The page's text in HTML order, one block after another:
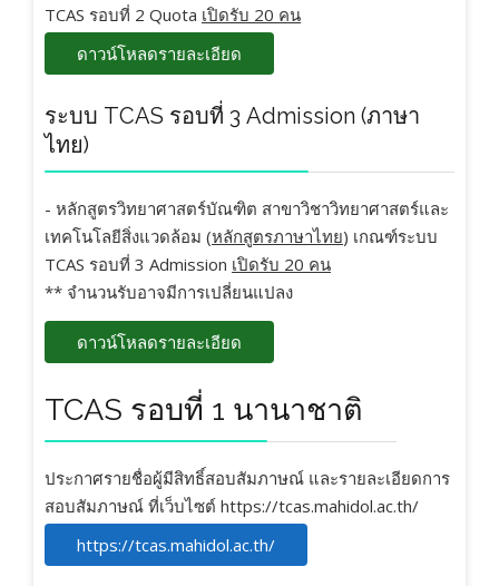
TCAS รอบที่ 2 Quota เปิดรับ 20 คน
ดาวน์โหลดรายละเอียด
ระบบ TCAS รอบที่ 3 Admission (ภาษา
ไทย)
- หลักสูตรวิทยาศาสตร์บัณฑิต สาขาวิชาวิทยาศาสตร์และ
เทคโนโลยีสิ่งแวดล้อม (หลักสูตรภาษาไทย) เกณฑ์ระบบ
TCAS รอบที่ 3 Admission เปิดรับ 20 คน
** จำนวนรับอาจมีการเปลี่ยนแปลง
ดาวน์โหลดรายละเอียด
TCAS รอบที่ 1 นานาชาติ
ประกาศรายชื่อผู้มีสิทธิ์สอบสัมภาษณ์ และรายละเอียดการ
สอบสัมภาษณ์ ที่เว็บไซต์ https://tcas.mahidol.ac.th/
https://tcas.mahidol.ac.th/